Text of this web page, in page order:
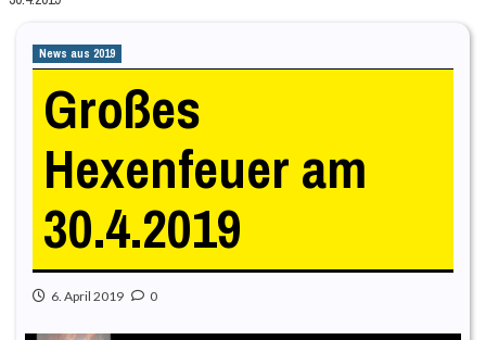
News aus 2019
Großes
Hexenfeuer am
30.4.2019
6. April 2019 0